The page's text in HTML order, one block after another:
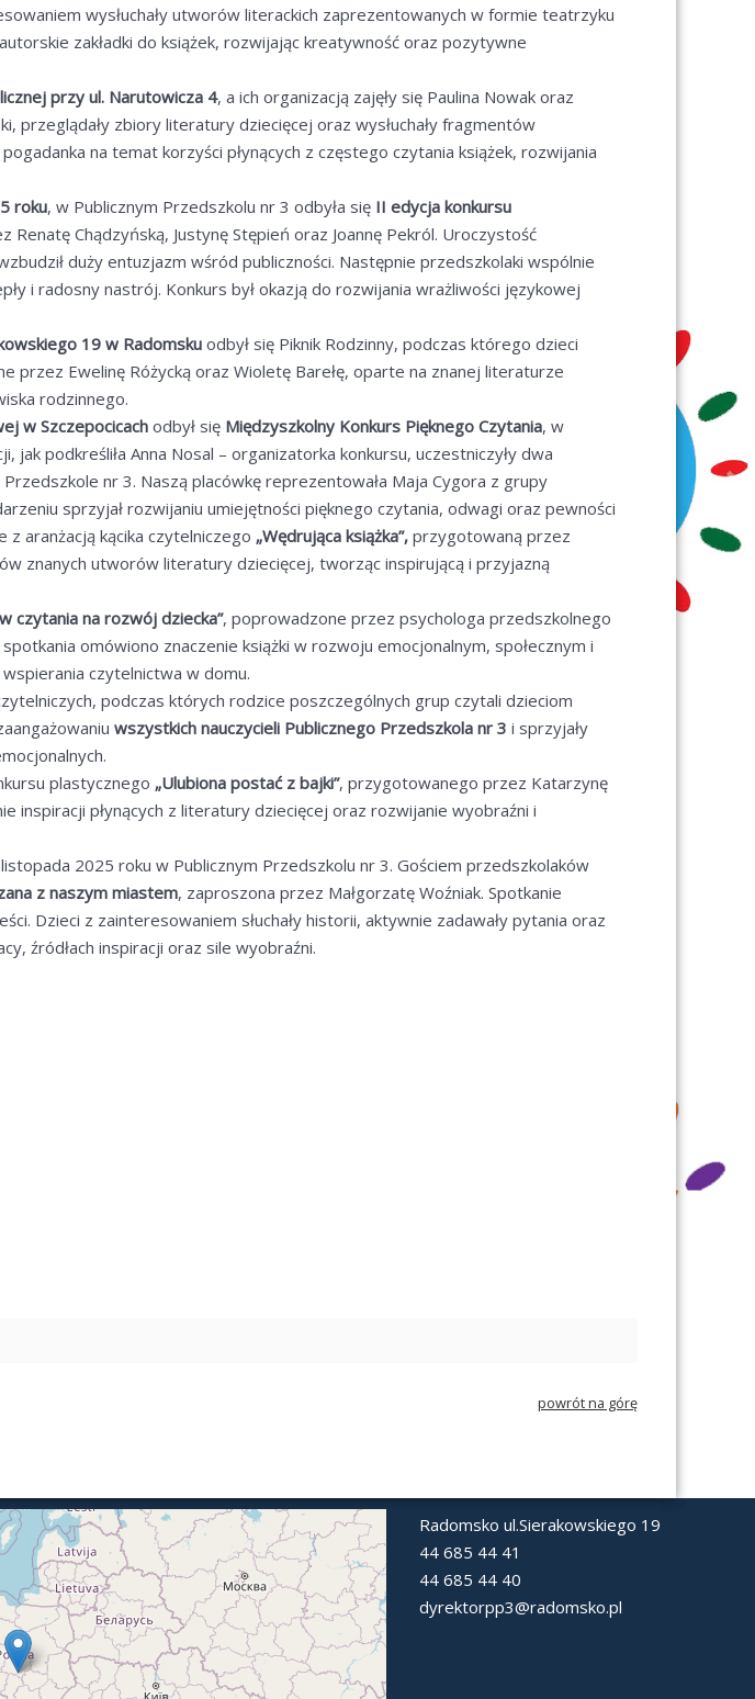
wysłuchały utworów literackich zaprezentowanych w formie teatrzyku
zakładki do książek, rozwijając kreatywność oraz pozytywne
przy ul. Narutowicza 4, a ich organizacją zajęły się Paulina Nowak oraz
przeglądały zbiory literatury dziecięcej oraz wysłuchały fragmentów
na temat korzyści płynących z częstego czytania książek, rozwijania
roku, w Publicznym Przedszkolu nr 3 odbyła się II edycja konkursu
Renatę Chądzyńską, Justynę Stępień oraz Joannę Pekról. Uroczystość
duży entuzjazm wśród publiczności. Następnie przedszkolaki wspólnie
i radosny nastrój. Konkurs był okazją do rozwijania wrażliwości językowej
19 w Radomsku odbył się Piknik Rodzinny, podczas którego dzieci
Ewelinę Różycką oraz Wioletę Barełę, oparte na znanej literaturze
rodzinnego.
w Szczepocicachodbył się Międzyszkolny Konkurs Pięknego Czytania, w
podkreśliła Anna Nosal – organizatorka konkursu, uczestniczyły dwa
nr 3. Naszą placówkę reprezentowała Maja Cygora z grupy
sprzyjał rozwijaniu umiejętności pięknego czytania, odwagi oraz pewności
aranżacją kącika czytelniczego „Wędrująca książka”, przygotowaną przez
znanych utworów literatury dziecięcej, tworząc inspirującą i przyjazną
czytania na rozwój dziecka”, poprowadzone przez psychologa przedszkolnego
omówiono znaczenie książki w rozwoju emocjonalnym, społecznym i
czytelnictwa w domu.
podczas których rodzice poszczególnych grup czytali dzieciom
wszystkich nauczycieli Publicznego Przedszkola nr 3 i sprzyjały
plastycznego „Ulubiona postać z bajki”, przygotowanego przez Katarzynę
inspiracji płynących z literatury dziecięcej oraz rozwijanie wyobraźni i
2025 roku w Publicznym Przedszkolu nr 3. Gościem przedszkolaków
z naszym miastem, zaproszona przez Małgorzatę Woźniak. Spotkanie
Dzieci z zainteresowaniem słuchały historii, aktywnie zadawały pytania oraz
źródłach inspiracji oraz sile wyobraźni.
powrót na górę
Radomsko ul.Sierakowskiego 19
44 685 44 41
44 685 44 40
dyrektorpp3@radomsko.pl